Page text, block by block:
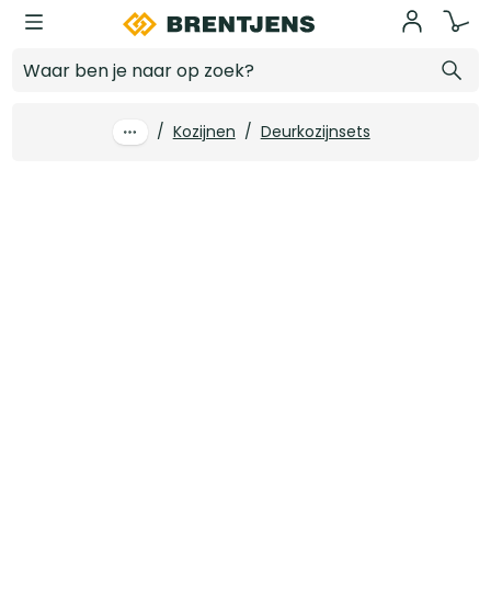
Ga naar hoofdinhoud
/ Kozijnen / Deurkozijnsets
Log in voor prijzen